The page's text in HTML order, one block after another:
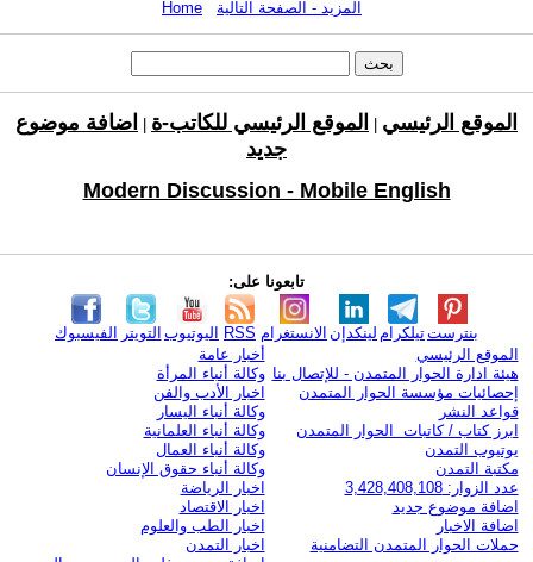
Home المزيد - الصفحة التالية
الموقع الرئيسي الموقع الرئيسي للكاتب-ة
اضافة موضوع
جديد
Modern Discussion - Mobile English
تابعونا على:
الفيسبوك التويتر اليوتيوب RSS الانستغرام لينكدإن تيلكرامبنترست
الموقع الرئيسي
هيئة ادارة الحوار المتمدن - للإتصال بنا
إحصائيات مؤسسة الحوار المتمدن
قواعد النشر
ابرز كتاب / كاتبات الحوار المتمدن
يوتيوب التمدن
مكتبة التمدن
عدد الزوار: 3,428,408,108
اضافة موضوع جديد
اضافة الاخبار
حملات الحوار المتمدن التضامنية
أخبار عامة
وكالة أنباء المرأة
اخبار الأدب والفن
وكالة أنباء اليسار
وكالة أنباء العلمانية
وكالة أنباء العمال
وكالة أنباء حقوق الإنسان
اخبار الرياضة
اخبار الاقتصاد
اخبار الطب والعلوم
اخبار التمدن